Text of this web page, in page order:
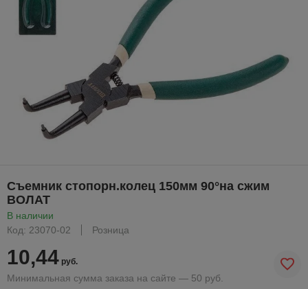
Съемник стопорн.колец 150мм 90°на сжим
ВОЛАТ
В наличии
Код: 23070-02
Розница
10,44 руб.
Минимальная сумма заказа на сайте — 50 руб.